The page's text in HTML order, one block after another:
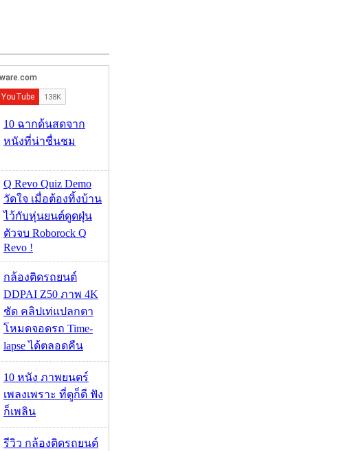
10 ฉากด้นสดจาก
หนังที่น่าชื่นชม
Q Revo Quiz Demo
วัดใจ เมื่อต้องทิ้งบ้าน
ไว้กับหุ่นยนต์ดูดฝุ่น
ตัวจบ Roborock Q
Revo !
กล้องติดรถยนต์
DDPAI Z50 ภาพ 4K
ชัด คลิปเท่แปลกตา
โหมดจอดรถ Time-
lapse ได้ตลอดคืน
10 หนัง ภาพยนตร์
เพลงเพราะ ที่ดูก็ดี ฟัง
ก็เพลิน
รีวิว กล้องติดรถยนต์